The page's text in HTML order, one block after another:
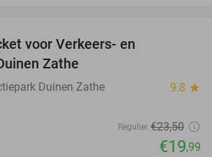
voor Verkeers- en
Zathe
Duinen Zathe 9.8 star
Regulier €23,50
€19,99